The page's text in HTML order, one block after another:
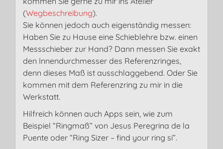
(Wegbeschreibung).
Sie können jedoch auch eigenständig messen:
Haben Sie zu Hause eine Schieblehre bzw. einen
Messschieber zur Hand? Dann messen Sie exakt
den Innendurchmesser des Referenzringes,
denn dieses Maß ist ausschlaggebend. Oder Sie
kommen mit dem Referenzring zu mir in die
Werkstatt.
Hilfreich können auch Apps sein, wie zum
Beispiel “Ringmaß” von Jesus Peregrina de la
Puente oder “Ring Sizer – find your ring si”.